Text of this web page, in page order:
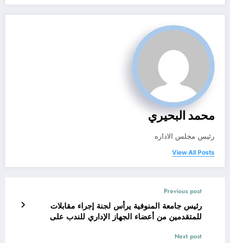
محمد البحيري
رئيس مجلس الاداره
View All Posts
Previous post
رئيس جامعة المنوفية يرأس لجنة إجراء مقابلات
للمتقدمين من أعضاء الجهاز الإداري للندب على
Next post